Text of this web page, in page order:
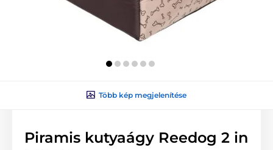
Több kép megjelenítése
Piramis kutyaágy Reedog 2 in